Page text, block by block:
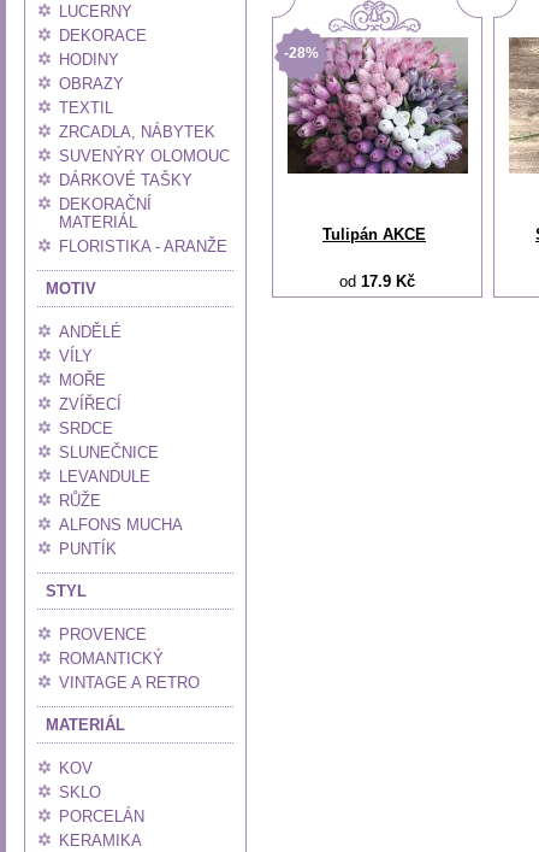
LUCERNY
DEKORACE
HODINY
OBRAZY
TEXTIL
ZRCADLA, NÁBYTEK
SUVENÝRY OLOMOUC
DÁRKOVÉ TAŠKY
DEKORAČNÍ
MATERIÁL
FLORISTIKA - ARANŽE
MOTIV
ANDĚLÉ
VÍLY
MOŘE
ZVÍŘECÍ
SRDCE
SLUNEČNICE
LEVANDULE
RŮŽE
ALFONS MUCHA
PUNTÍK
STYL
PROVENCE
ROMANTICKÝ
VINTAGE A RETRO
MATERIÁL
KOV
SKLO
PORCELÁN
KERAMIKA
-28%
Tulipán AKCE
od 17.9 Kč